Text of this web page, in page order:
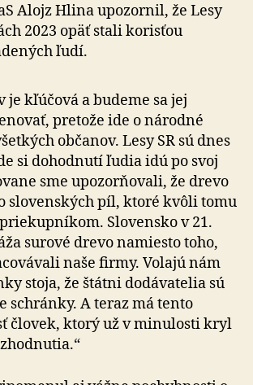
Alojz Hlina upozornil, že Lesy
2023 opäť stali korisťou
ľudí.
je kľúčová a budeme sa jej
pretože ide o národné
občanov. Lesy SR sú dnes
si dohodnutí ľudia idú po svoj
sme upozorňovali, že drevo
slovenských píl, ktoré kvôli tomu
Slovensko v 21.
surové drevo namiesto toho,
naše firmy. Volajú nám
stoja, že štátni dodávatelia sú
schránky. A teraz má tento
človek, ktorý už v minulosti kryl